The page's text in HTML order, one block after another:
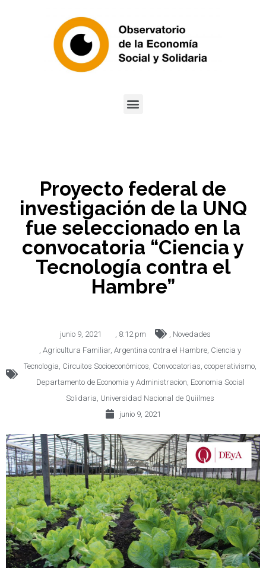
Proyecto federal de
investigación de la UNQ
fue seleccionado en la
convocatoria “Ciencia y
Tecnología contra el
Hambre”
junio 9, 2021 8:12 pm
Novedades
Agricultura Familiar, Argentina contra el Hambre Ciencia y
Tecnologia Circuitos Socioeconómicos Convocatorias cooperativismo
Departamento de Economia y Administracion Economia Social
Solidaria Universidad Nacional de Quiilmes
junio 9, 2021